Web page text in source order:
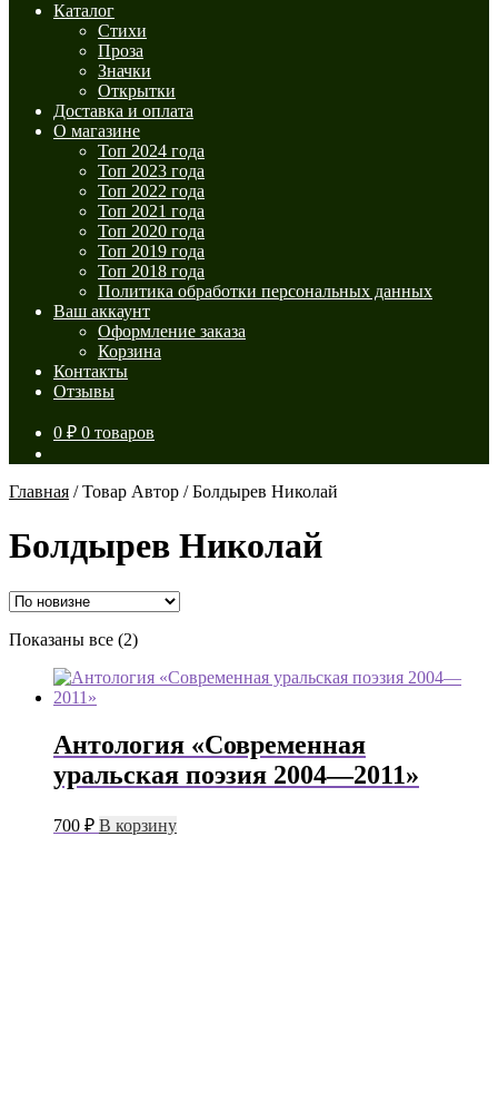
Каталог
Стихи
Проза
Значки
Открытки
Доставка и оплата
О магазине
Топ 2024 года
Топ 2023 года
Топ 2022 года
Топ 2021 года
Топ 2020 года
Топ 2019 года
Топ 2018 года
Политика обработки персональных данных
Ваш аккаунт
Оформление заказа
Корзина
Контакты
Отзывы
0 ₽ 0 товаров
Главная /Товар Автор /Болдырев Николай
Болдырев Николай
Показаны все (2)Сортировка:
недавние
Антология «Современная
уральская поэзия 2004—2011»
700 ₽ В корзину